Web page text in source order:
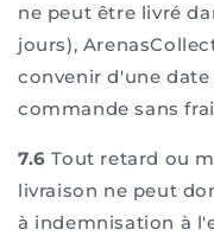
ne peut être livré
jours),
convenir d'une
commande sans
7.6 Tout retard ou
livraison ne peut
à indemnisation à